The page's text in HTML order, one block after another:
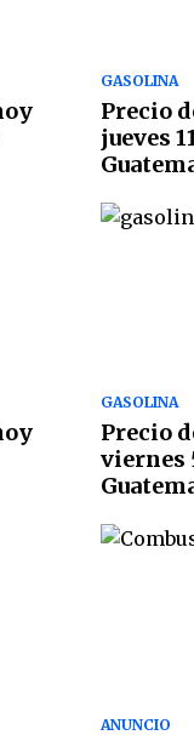
GASOLINA
Precio
jueves
GASOLINA
Precio
viernes
ANUNCIO